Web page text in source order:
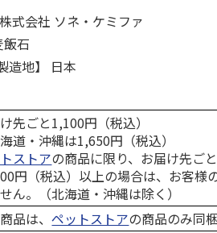
式会社 ソネ・ケミファ
飯石
造地】 日本
先ごと1,100円（税込）
道・沖縄は1,650円（税込）
ストアの商品に限り、お届け先ご
円（税込）以上の場合は、お客様
ん。（北海道・沖縄は除く）
品は、ペットストアの商品のみ同